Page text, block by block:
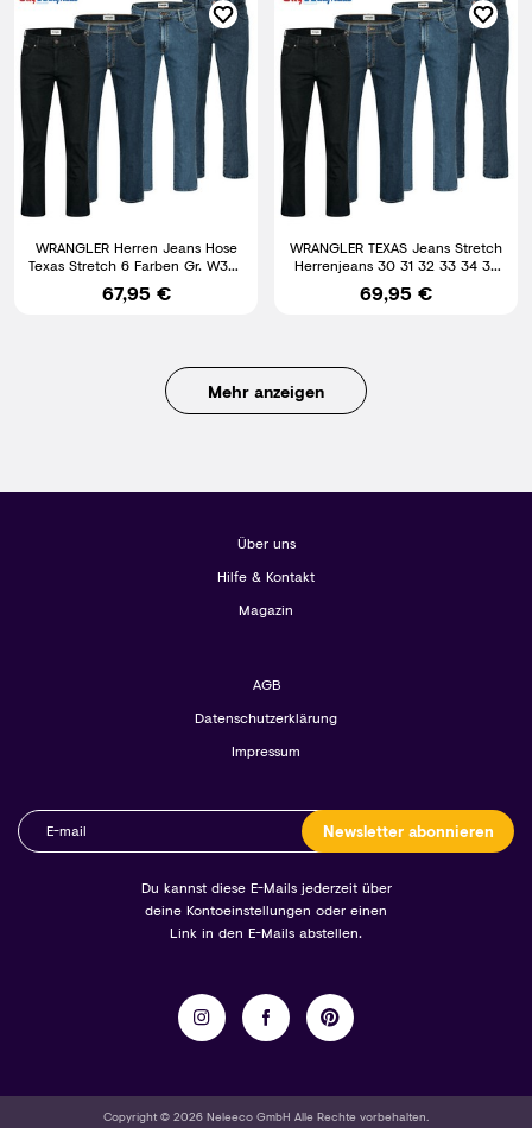
WRANGLER Herren Jeans Hose
Texas Stretch 6 Farben Gr. W30-
W50
67,95 €
WRANGLER TEXAS Jeans Stretch
Herrenjeans 30 31 32 33 34 36
38 40 42 44 46 48 50
69,95 €
Mehr anzeigen
Über uns
Hilfe & Kontakt
Magazin
AGB
Datenschutzerklärung
Impressum
Newsletter abonnieren
Du kannst diese E-Mails jederzeit über
deine Kontoeinstellungen oder einen
Link in den E-Mails abstellen.
Copyright © 2026 Neleeco GmbH Alle Rechte vorbehalten.